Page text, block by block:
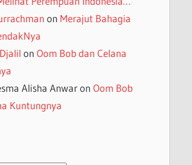
on Merajut Bahagia
on Oom Bob dan Celana
Alisha Anwaron Oom Bob
Kuntungnya